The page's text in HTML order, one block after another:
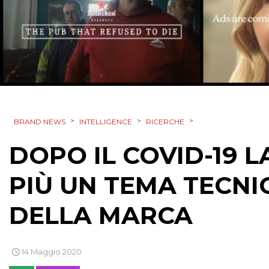
BRAND NEWS > INTELLIGENCE > RICERCHE >
DOPO IL COVID-19
PIÙ UN TEMA
DELLA MARCA
14 Maggio 2020